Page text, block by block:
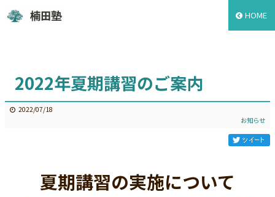
HOME
2022年夏期講習のご案内
2022/07/18
お知らせ
夏期講習の実施について